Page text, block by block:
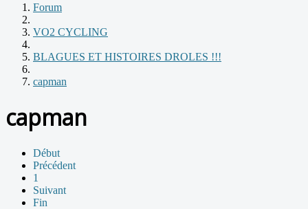
Forum
VO2 CYCLING
BLAGUES ET HISTOIRES DROLES !!!
capman
capman
Début
Précédent
1
Suivant
Fin